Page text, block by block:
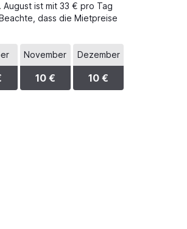
ist mit 33 € pro Tag
dass die Mietpreise
November
10 €
Dezember
10 €